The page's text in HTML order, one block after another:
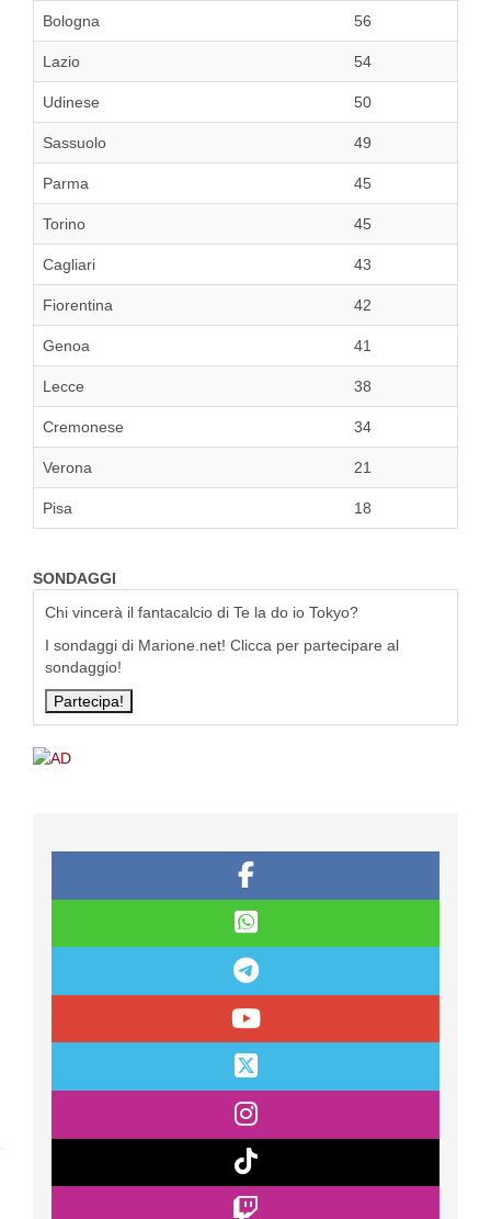
Bologna 56
Lazio 54
Udinese 50
Sassuolo 49
Parma 45
Torino 45
Cagliari 43
Fiorentina 42
Genoa 41
Lecce 38
Cremonese 34
Verona 21
Pisa 18
SONDAGGI
Chi vincerà il fantacalcio di Te la do io Tokyo?
I sondaggi di Marione.net! Clicca per partecipare al
sondaggio!